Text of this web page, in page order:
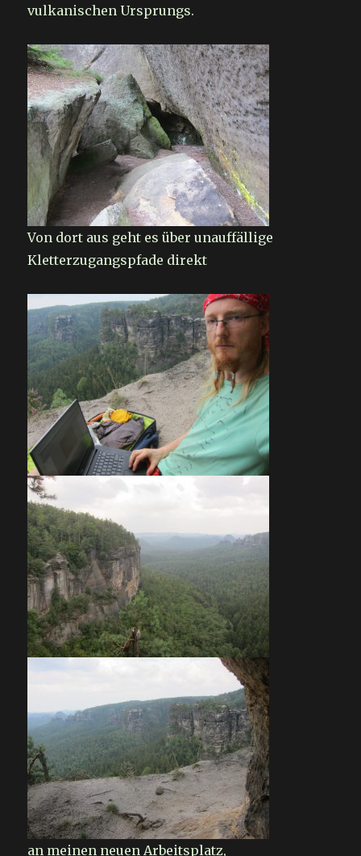
vulkanischen Ursprungs.
Von dort aus geht es über unauffällige
Kletterzugangspfade direkt
an meinen neuen Arbeitsplatz,